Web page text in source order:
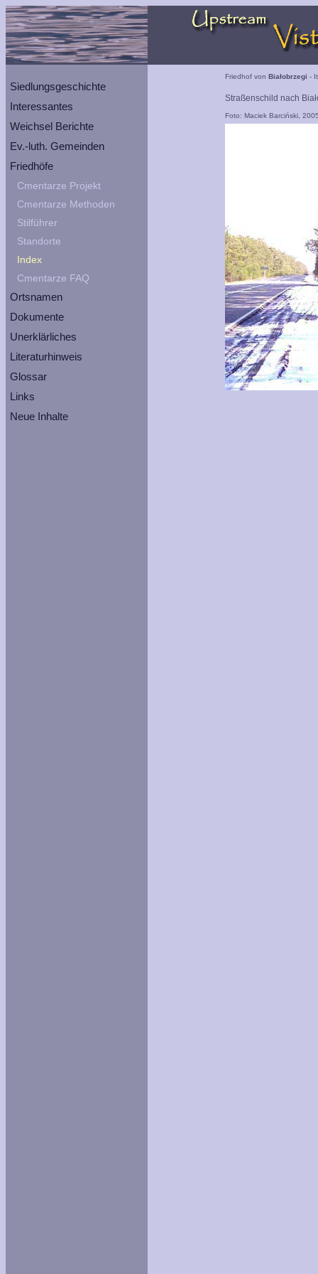
Siedlungsgeschichte
Interessantes
Weichsel Berichte
Ev.-luth. Gemeinden
Friedhöfe
Cmentarze Projekt
Cmentarze Methoden
Stilführer
Standorte
Index
Cmentarze FAQ
Ortsnamen
Dokumente
Unerklärliches
Literaturhinweis
Glossar
Links
Neue Inhalte
Friedhof von Białobrzegi -
Straßenschild nach
Foto: Maciek Barciński,